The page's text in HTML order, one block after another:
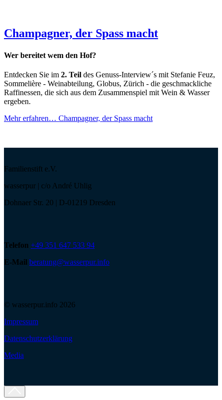
Champagner, der Spass macht
Wer bereitet wem den Hof?
Entdecken Sie im 2. Teil des Genuss-Interview´s mit Stefanie Feuz,
Sommelière - Weinabteilung, Globus, Zürich - die geschmackliche
Raffinessen, die sich aus dem Zusammenspiel mit Wein & Wasser
ergeben.
Mehr erfahren… Champagner, der Spass macht
Familienstift e.V.
wasserpur | c/o André Uhlig
Dohnaer Str. 20 | D-01219 Dresden
Telefon +49 351 647 533 94
E-Mail beratung@wasserpur.info
© wasserpur.info 2026
Impressum
Datenschutzerklärung
Media